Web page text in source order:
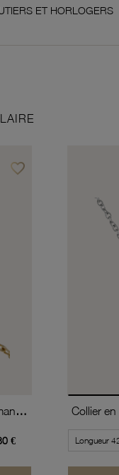
ET HORLOGERS
favorite_borderAjouter à vos favoris
Chaîne en or jaune, maille forçat diamantée
€